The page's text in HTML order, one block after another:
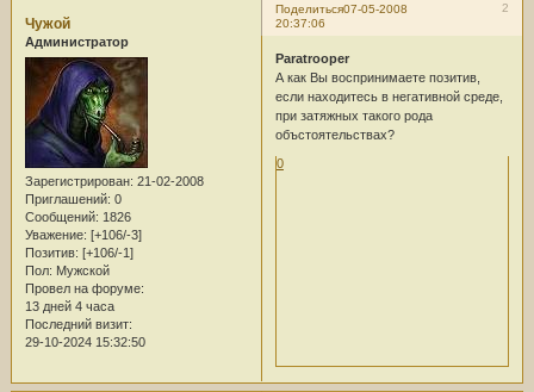
Поделиться 2
07-05-2008
20:37:06
Чужой
Администратор
Зарегистрирован: 21-02-2008
Приглашений: 0
Сообщений: 1826
Уважение: [+106/-3]
Позитив: [+106/-1]
Пол: Мужской
Провел на форуме:
13 дней 4 часа
Последний визит:
29-10-2024 15:32:50
Paratrooper
А как Вы воспринимаете позитив,
если находитесь в негативной среде,
при затяжных такого рода
объстоятельствах?
0